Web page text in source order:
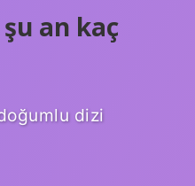
an kaç
dizi